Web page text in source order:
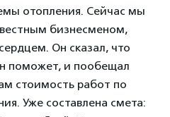
отопления. Сейчас мы
бизнесменом,
Он сказал, что
поможет, и пообещал
стоимость работ по
Уже составлена смета: